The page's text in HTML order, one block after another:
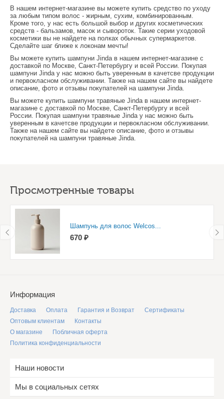
В нашем интернет-магазине вы можете купить средство по уходу
за любым типом волос - жирным, сухим, комбинированным.
Кроме того, у нас есть большой выбор и других косметических
средств - бальзамов, масок и сывороток. Такие серии уходовой
косметики вы не найдете на полках обычных супермаркетов.
Сделайте шаг ближе к локонам мечты!
Вы можете купить шампуни Jinda в нашем интернет-магазине с
доставкой по Москве, Санкт-Петербургу и всей России. Покупая
шампуни Jinda у нас можно быть уверенным в качетсве продукции
и первокласном обслуживании. Также на нашем сайте вы найдете
описание, фото и отзывы покупателей на шампуни Jinda.
Вы можете купить шампуни травяные Jinda в нашем интернет-
магазине с доставкой по Москве, Санкт-Петербургу и всей
России. Покупая шампуни травяные Jinda у нас можно быть
уверенным в качетсве продукции и первокласном обслуживании.
Также на нашем сайте вы найдете описание, фото и отзывы
покупателей на шампуни травяные Jinda.
Просмотренные товары
Шампунь для волос Welcos...
670 ₽
Информация
Доставка Оплата Гарантия и Возврат
Сертификаты
Оптовым клиентам
Контакты
О магазине
Побличная оферта
Политика конфиденциальности
Наши новости
Мы в социальных сетях